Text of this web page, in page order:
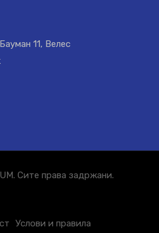
11, Велес
Сите права задржани.
Услови и правила